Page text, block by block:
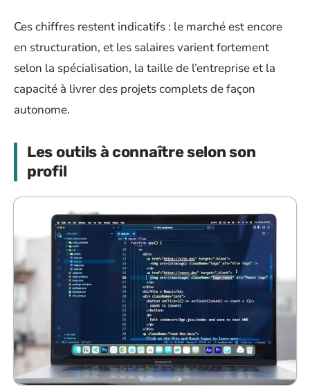
Ces chiffres restent indicatifs : le marché est encore
en structuration, et les salaires varient fortement
selon la spécialisation, la taille de l’entreprise et la
capacité à livrer des projets complets de façon
autonome.
Les outils à connaître selon son
profil